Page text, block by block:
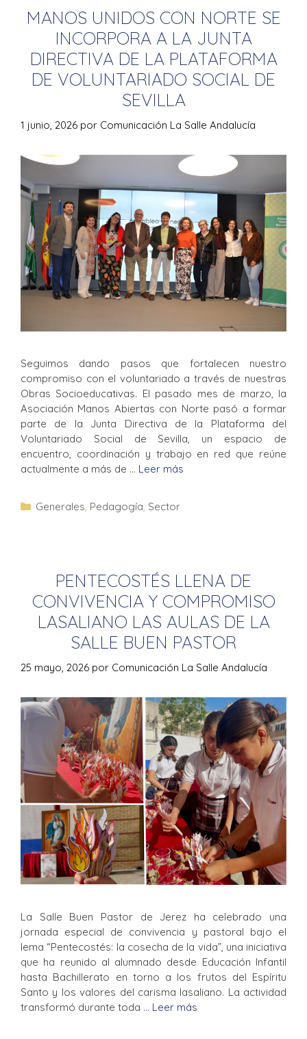
MANOS UNIDOS CON NORTE SE
INCORPORA A LA JUNTA
DIRECTIVA DE LA PLATAFORMA
DE VOLUNTARIADO SOCIAL DE
SEVILLA
1 junio, 2026 por Comunicación La Salle Andalucía
Seguimos dando pasos que fortalecen nuestro
compromiso con el voluntariado a través de nuestras
Obras Socioeducativas. El pasado mes de marzo, la
Asociación Manos Abiertas con Norte pasó a formar
parte de la Junta Directiva de la Plataforma del
Voluntariado Social de Sevilla, un espacio de
encuentro, coordinación y trabajo en red que reúne
actualmente a más de … Leer más
Generales, Pedagogía, Sector
PENTECOSTÉS LLENA DE
CONVIVENCIA Y COMPROMISO
LASALIANO LAS AULAS DE LA
SALLE BUEN PASTOR
25 mayo, 2026 por Comunicación La Salle Andalucía
La Salle Buen Pastor de Jerez ha celebrado una
jornada especial de convivencia y pastoral bajo el
lema “Pentecostés: la cosecha de la vida”, una iniciativa
que ha reunido al alumnado desde Educación Infantil
hasta Bachillerato en torno a los frutos del Espíritu
Santo y los valores del carisma lasaliano. La actividad
transformó durante toda … Leer más